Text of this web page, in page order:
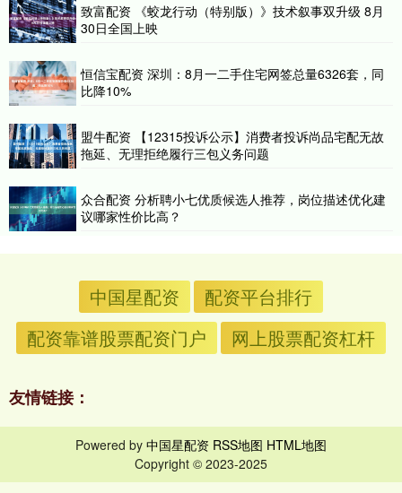
致富配资 《蛟龙行动（特别版）》技术叙事双升级 8月
30日全国上映
恒信宝配资 深圳：8月一二手住宅网签总量6326套，同
比降10%
盟牛配资 【12315投诉公示】消费者投诉尚品宅配无故
拖延、无理拒绝履行三包义务问题
众合配资 分析聘小七优质候选人推荐，岗位描述优化建
议哪家性价比高？
中国星配资
配资平台排行
配资靠谱股票配资门户
网上股票配资杠杆
友情链接：
Powered by 中国星配资 RSS地图 HTML地图
Copyright © 2023-2025